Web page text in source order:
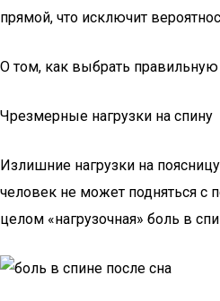
прямой, что исключит
О том, как выбрать правильную
Чрезмерные нагрузки на спину
Излишние нагрузки на
человек не может подняться с
целом «нагрузочная» боль в